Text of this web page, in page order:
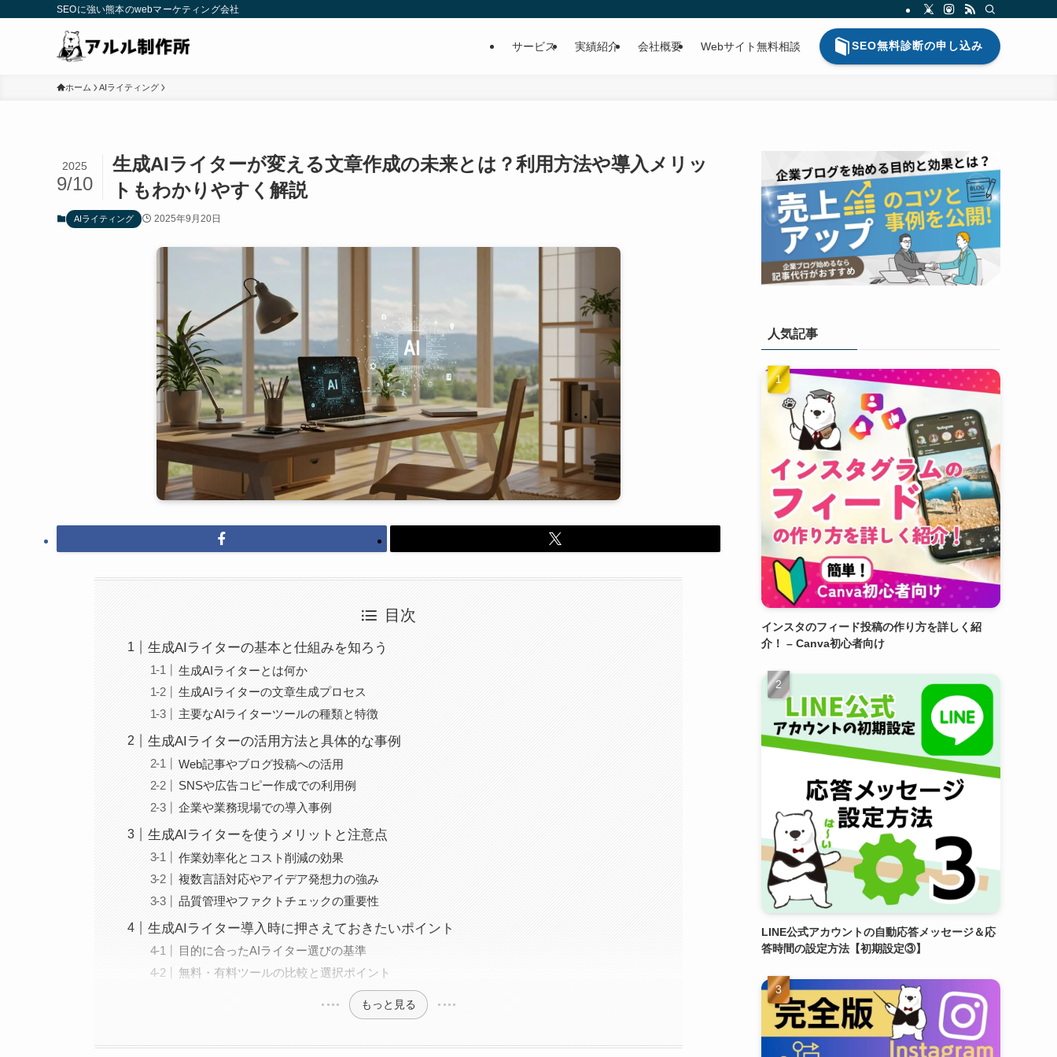
SEOに強い熊本のwebマーケティング会社
サービス 実績紹介 会社概要 Webサイト無料相談 SEO無料診断の申し込み
ホーム AIライティング
生成AIライターが変える文章作成の未来とは？利用方法や導入メリッ
トもわかりやすく解説
2025
9/10
AIライティング 2025年9月20日
目次
生成AIライターの基本と仕組みを知ろう
生成AIライターとは何か
生成AIライターの文章生成プロセス
主要なAIライターツールの種類と特徴
生成AIライターの活用方法と具体的な事例
Web記事やブログ投稿への活用
SNSや広告コピー作成での利用例
企業や業務現場での導入事例
生成AIライターを使うメリットと注意点
作業効率化とコスト削減の効果
複数言語対応やアイデア発想力の強み
品質管理やファクトチェックの重要性
生成AIライター導入時に押さえておきたいポイント
目的に合ったAIライター選びの基準
無料・有料ツールの比較と選択ポイント
もっと見る
人気記事
インスタのフィード投稿の作り方を詳しく紹
介！ – Canva初心者向け
LINE公式アカウントの自動応答メッセージ＆応
答時間の設定方法【初期設定③】